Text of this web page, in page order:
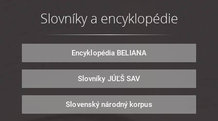
Slovníky a encyklopédie
Encyklopédia BELIANA
Slovníky JÚĽŠ SAV
Slovenský národný korpus